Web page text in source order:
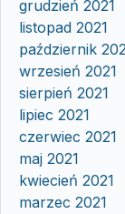
grudzień 2021
listopad 2021
październik
wrzesień 2021
sierpień 2021
lipiec 2021
czerwiec 2021
maj 2021
kwiecień 2021
marzec 2021